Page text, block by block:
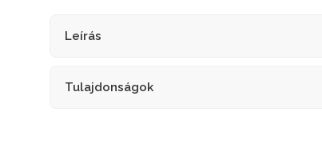
Leírás
Tulajdonságok